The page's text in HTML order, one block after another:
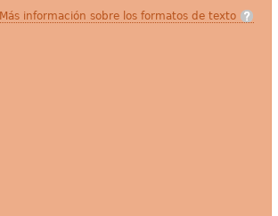
Más información sobre los formatos de texto